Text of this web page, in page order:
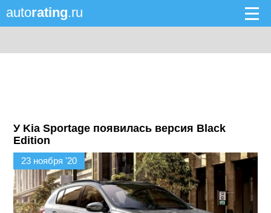
autorating.ru
У Kia Sportage появилась версия Black
Edition
23 ноября '20